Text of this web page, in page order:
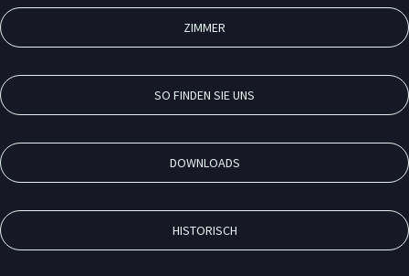
ZIMMER
SO FINDEN SIE UNS
DOWNLOADS
HISTORISCH